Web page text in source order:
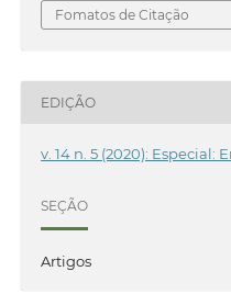
Fomatos de Citação
EDIÇÃO
v. 14 n. 5 (2020): Especial:
SEÇÃO
Artigos